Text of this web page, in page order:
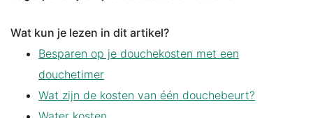
Wat kun je lezen in dit artikel?
Besparen op je douchekosten met een
douchetimer
Wat zijn de kosten van één douchebeurt?